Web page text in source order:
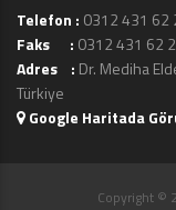
Telefon : 0312 431 62
Faks : 0312 431 62
Adres : Dr. Mediha
Türkiye
Google Haritada
Copyright ©